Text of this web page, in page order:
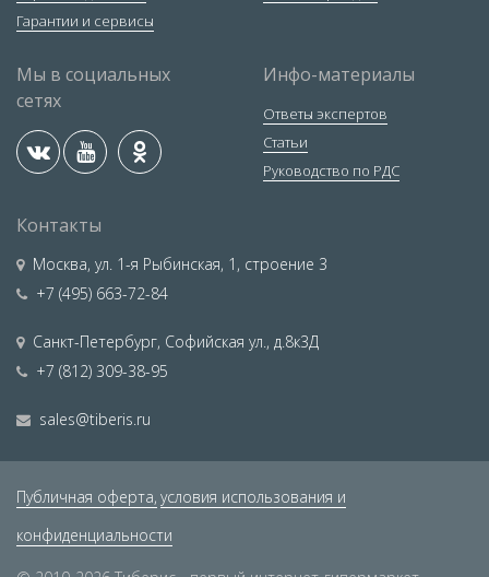
Гарантии и сервисы
Мы в социальных
сетях
Инфо-материалы
Ответы экспертов
Статьи
Руководство по РДС
Контакты
Москва, ул. 1-я Рыбинская, 1, строение 3
+7 (495) 663-72-84
Санкт-Петербург, Софийская ул., д.8к3Д
+7 (812) 309-38-95
sales@tiberis.ru
Публичная оферта, условия использования и
конфиденциальности